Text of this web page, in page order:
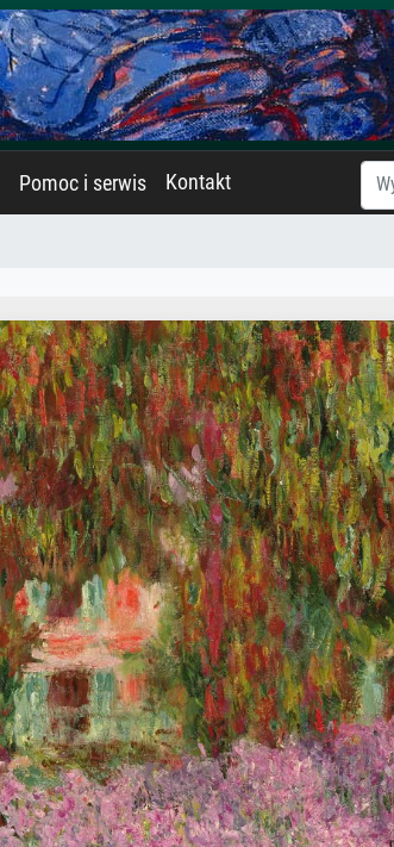
Pomoc i serwis Kontakt